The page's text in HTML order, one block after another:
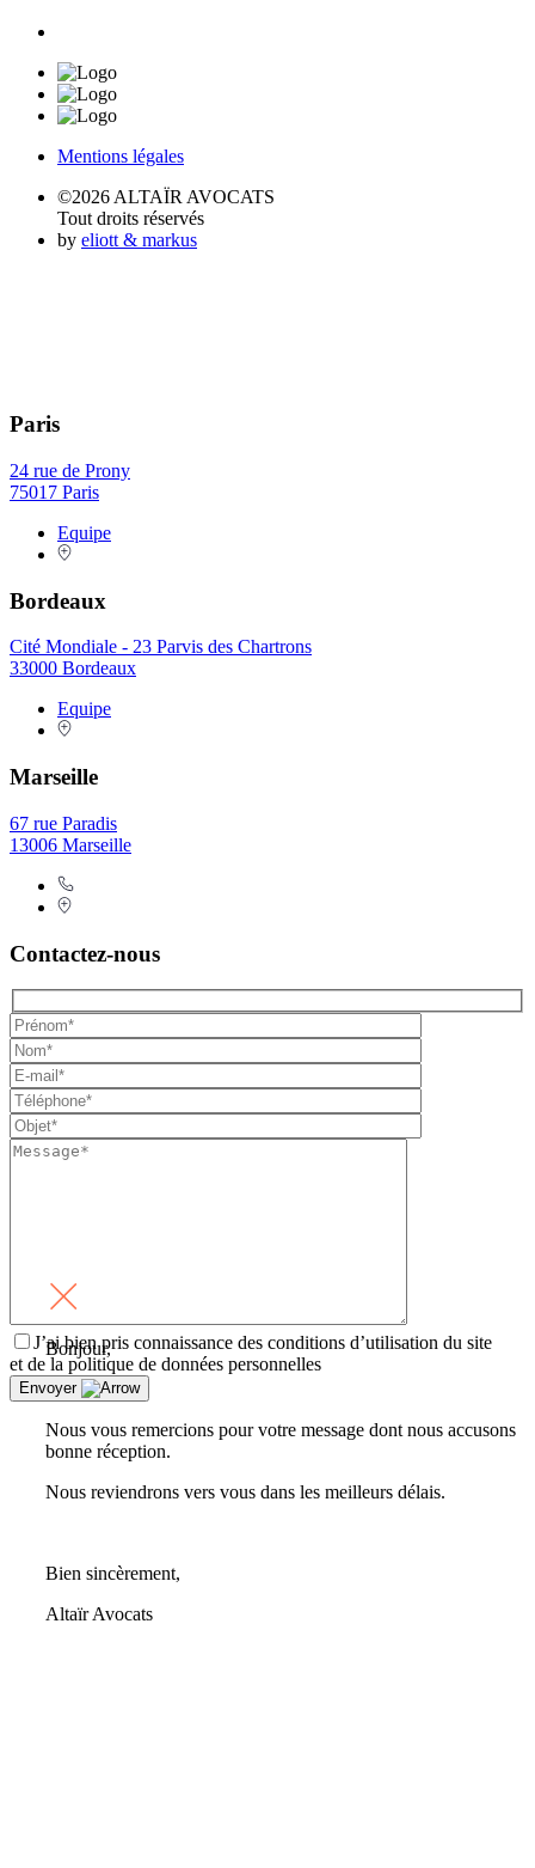
Mentions légales
©2026 ALTAÏR AVOCATS
Tout droits réservés
by eliott & markus
Paris
24 rue de Prony
75017 Paris
Equipe
Bordeaux
Cité Mondiale - 23 Parvis des Chartrons
33000 Bordeaux
Equipe
Marseille
67 rue Paradis
13006 Marseille
Contactez-nous
J’ai bien pris connaissance des conditions d’utilisation du site
et de la politique de données personnelles
Envoyer
Bonjour,
Nous vous remercions pour votre message dont nous accusons
bonne réception.
Nous reviendrons vers vous dans les meilleurs délais.
Bien sincèrement,
Altaïr Avocats